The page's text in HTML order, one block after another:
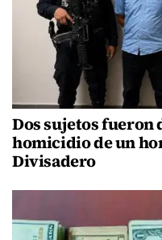
Dos sujetos fueron
homicidio de un
Divisadero